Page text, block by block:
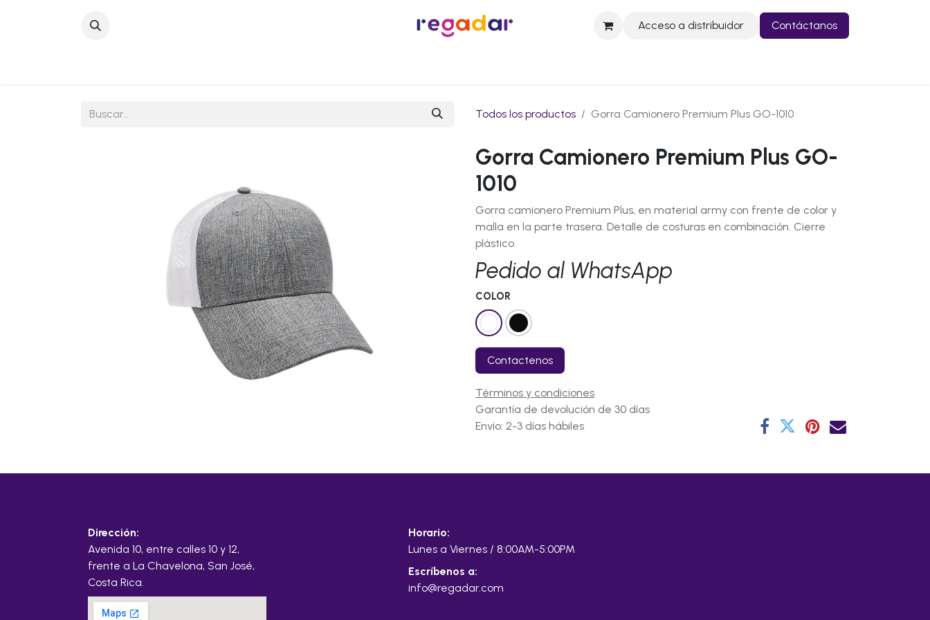
Acceso a distribuidor Contáctanos
Todos los productos Gorra Camionero Premium Plus GO-1010
Gorra Camionero Premium Plus GO-
1010
Gorra camionero Premium Plus, en material army con frente de color y
malla en la parte trasera. Detalle de costuras en combinación. Cierre
plástico.
Pedido al WhatsApp
COLOR
Contactenos
Términos y condiciones
Garantía de devolución de 30 días
Envío: 2-3 días hábiles
Dirección:
Avenida 10, entre calles 10 y 12,
frente a La Chavelona, San José,
Costa Rica.
Horario:
Lunes a Viernes / 8:00AM-5:00PM
Escríbenos a:
info@regadar.com